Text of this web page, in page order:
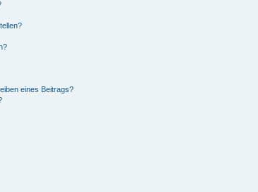
eines Beitrags?